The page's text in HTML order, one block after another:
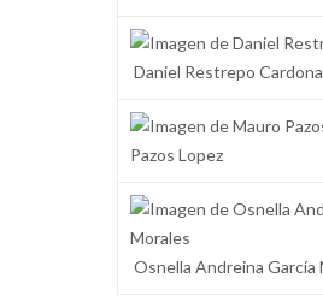
Daniel Restrepo Cardona
Pazos Lopez
Osnella Andreina García